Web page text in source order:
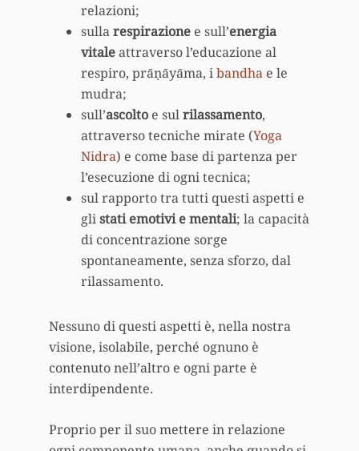
relazioni;
sullarespirazione e sull’energia
vitaleattraverso l’educazione al
respiro, prāṇāyāma, ibandha e le
mudra;
sull’ascolto e sulrilassamento,
attraverso tecniche mirate (Yoga
Nidra) e come base di partenza per
l’esecuzione di ogni tecnica;
sul rapporto tra tutti questi aspetti e
glistati emotivi e mentali; la capacità
di concentrazione sorge
spontaneamente, senza sforzo, dal
rilassamento.
Nessuno di questi aspetti è, nella nostra
visione, isolabile, perché ognuno è
contenuto nell’altro e ogni parte è
interdipendente.
Proprio per il suo mettere in relazione